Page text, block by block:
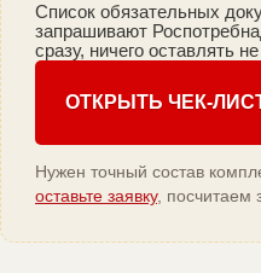
Список обязательных
запрашивают
сразу, ничего оставлять
ОТКРЫТЬ ЧЕК-
Нужен точный состав
оставьте заявку, посчитаем